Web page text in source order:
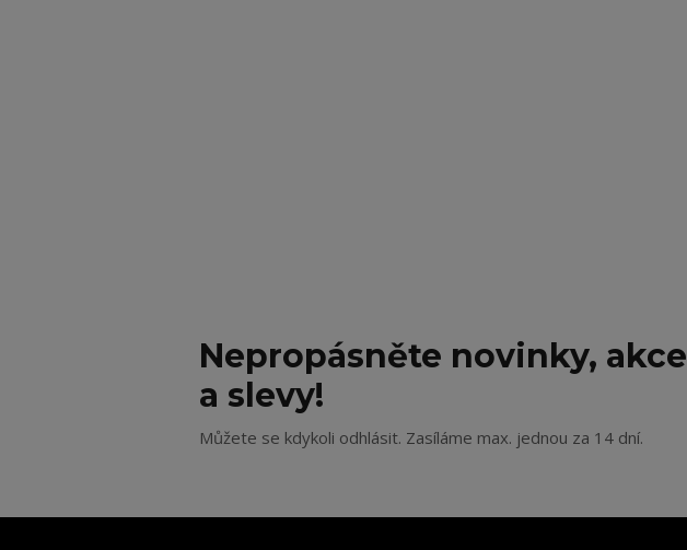
Nepropásněte novinky, akce
a slevy!
Můžete se kdykoli odhlásit. Zasíláme max. jednou za 14 dní.